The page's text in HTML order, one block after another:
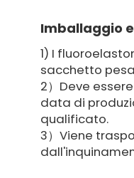
Imballaggio
1) I
sacchetto
2）Deve
data di
qualificato.
3）Viene